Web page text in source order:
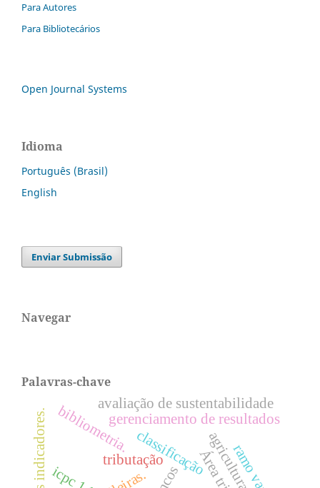
Para Autores
Para Bibliotecários
Open Journal Systems
Idioma
Português (Brasil)
English
Enviar Submissão
Navegar
Palavras-chave
classificação
tributação
gerenciamento de resultados
avaliação de sustentabilidade
bibliometria.